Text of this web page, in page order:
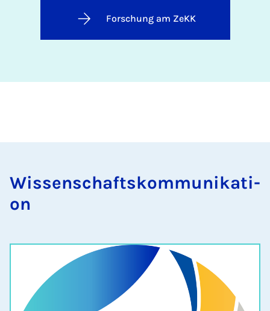
Forschung am ZeKK
Wis­sen­schafts­kom­mu­ni­ka­ti­
on